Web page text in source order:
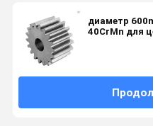
диаметр
40CrMn для